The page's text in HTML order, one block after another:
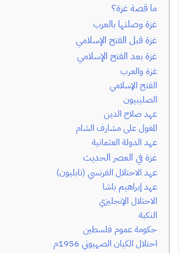
ما قصة غزة؟
غزة وصلتها بالعرب
غزة قبل الفتح الإسلامي
غزة بعد الفتح الإسلامي
غزة والعرب
الفتح الإسلامي
الصليبيون
عهد صلاح الدين
المغول على مشارف الشام
عهد الدولة العثمانية
غزة في العصر الحديث
عهد الاحتلال الفرنسي (نابليون)
عهد إبراهيم باشا
الاحتلال الإنجليزي
النكبة
حكومة عموم فلسطين
احتلال الكيان الصهيوني 1956م